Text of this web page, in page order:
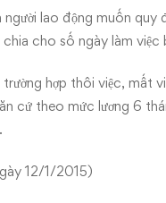
lao động muốn quy
cho số ngày làm
hợp thôi việc, mất
cứ theo mức lương 6
12/1/2015)